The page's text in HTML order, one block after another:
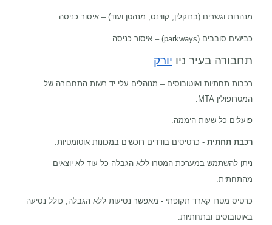
מנהרות וגשרים (ברוקלין, קווינס, מנהטן ועוד) – איסור כניסה.
כבישים סובבים (parkways) – איסור כניסה.
תחבורה בעיר ניו יורק
רכבות תחתיות ואוטובוסים – מנוהלים עלי יד רשות התחבורה של
המטרופולין MTA
.
פועלים כל שעות היממה.
רכבת תחתית - כרטיסים בודדים רוכשים במכונות אוטומטיות.
ניתן להשתמש במערכת המטרו ללא הגבלה כל עוד לא יוצאים
מהתחתית.
כרטיס מטרו קארד תקופתי - מאפשר נסיעות ללא הגבלה, כולל נסיעה
באוטובוסים ובתחתיות.